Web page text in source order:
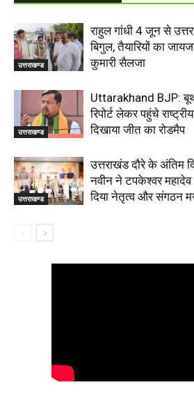
उत्तराखण्ड
राहुल गांधी 4 जून से
बिगुल, तैयारियों का
कुमारी सैलजा
उत्तराखण्ड
Uttarakhand BJP:
रिपोर्ट लेकर पहुंचे
दिखाया जीत का रोडमैप
उत्तराखण्ड
उत्तराखंड दौरे के अंतिम
नवीन ने टपकेश्वर
दिया नेतृत्व और संगठन